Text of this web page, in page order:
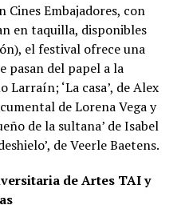
Cines Embajadores, con
en taquilla, disponibles
el festival ofrece una
pasan del papel a la
Larraín; ‘La casa’, de Alex
de Lorena Vega y
de la sultana’ de Isabel
de Veerle Baetens.
de Artes TAI y